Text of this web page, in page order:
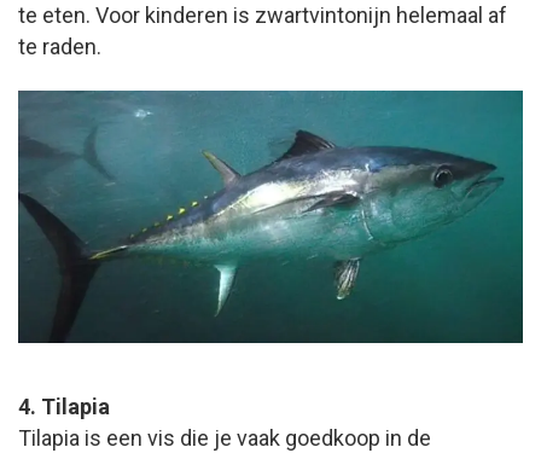
te eten. Voor kinderen is zwartvintonijn helemaal af
te raden.
4. Tilapia
Tilapia is een vis die je vaak goedkoop in de